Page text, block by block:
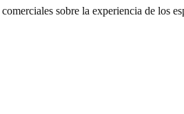
sobre la experiencia de los